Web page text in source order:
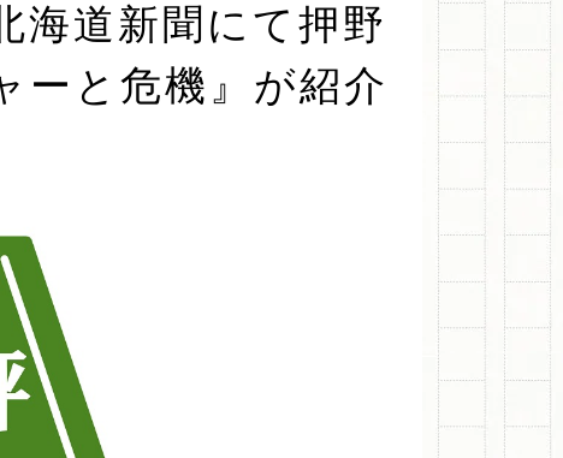
海道新聞にて押野
ーと危機』が紹介